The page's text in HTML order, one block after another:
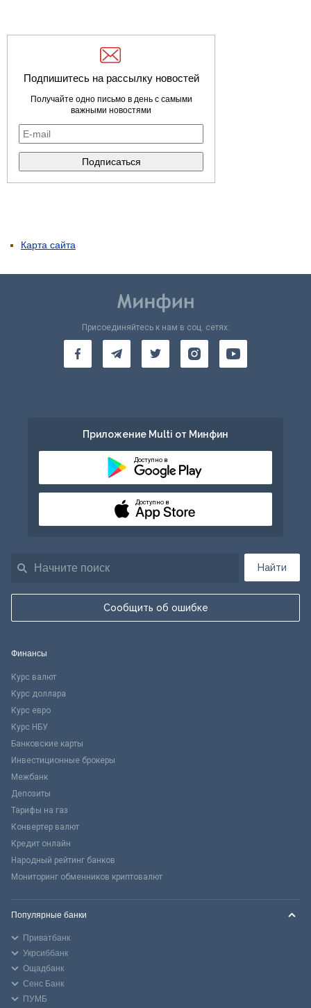
Подпишитесь на рассылку новостей
Получайте одно письмо в день с самыми
важными новостями
Карта сайта
Найти
Сообщить об ошибке
Присоединяйтесь к нам в соц. сетях:
Приложение Multi от Минфин
Доступно в
Доступно в
Финансы
Курс валют
Курс доллара
Курс евро
Курс НБУ
Банковские карты
Инвестиционные брокеры
Межбанк
Депозиты
Тарифы на газ
Конвертер валют
Кредит онлайн
Народный рейтинг банков
Мониторинг обменников криптовалют
Популярные банки
Приватбанк
Укрсиббанк
Ощадбанк
Сенс Банк
ПУМБ